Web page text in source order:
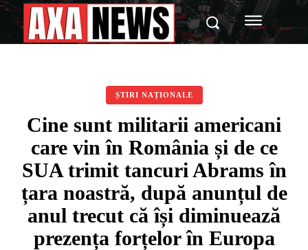
ȘTIRI NAȚIONALE
Cine sunt militarii americani
care vin în România și de ce
SUA trimit tancuri Abrams în
țara noastră, după anunțul de
anul trecut că își diminuează
prezența forțelor în Europa